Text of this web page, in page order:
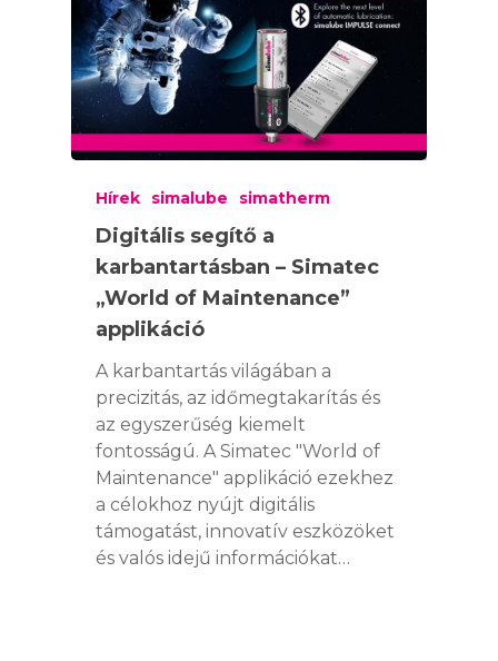
Hírek simalube simatherm
Digitális segítő a
karbantartásban – Simatec
„World of Maintenance”
applikáció
A karbantartás világában a
precizitás, az időmegtakarítás és
az egyszerűség kiemelt
fontosságú. A Simatec "World of
Maintenance" applikáció ezekhez
a célokhoz nyújt digitális
támogatást, innovatív eszközöket
és valós idejű információkat…